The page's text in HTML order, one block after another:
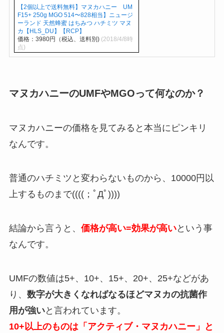
【2個以上で送料無料】マヌカハニー UM
F15+ 250g MGO 514〜828相当】ニュージ
ーランド 天然蜂蜜 はちみつ ハチミツ マヌ
カ【HLS_DU】【RCP】
価格：3980円（税込、送料別) (2018/4/8時
点)
マヌカハニーのUMFやMGOって何なのか？
マヌカハニーの価格を見てみると本当にピンキリ
なんです。
普通のハチミツと変わらないものから、10000円以
上するものまで((((；ﾟДﾟ))))
結論から言うと、 価格が高い=効果が高いという事
なんです。
UMFの数値は5+、10+、15+、20+、25+などがあ
り、 数字が大きくなればなるほどマヌカの抗菌作
用が強いと言われています。
10+以上のものは「アクティブ・マヌカハニー」と